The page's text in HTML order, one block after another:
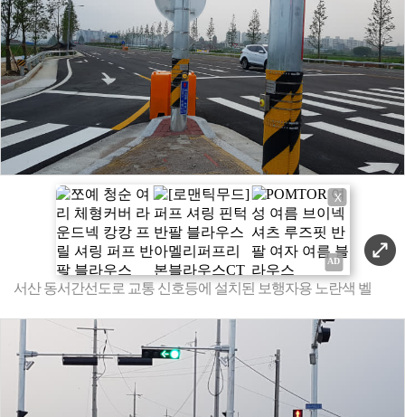
X
서산 동서간선도로 교통 신호등에 설치된 보행자용 노란색 벨